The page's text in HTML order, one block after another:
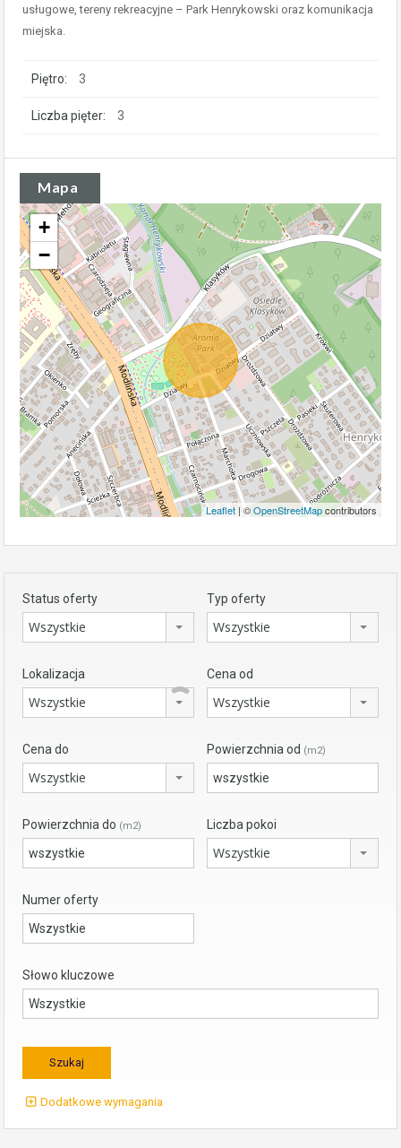
usługowe, tereny rekreacyjne – Park Henrykowski oraz komunikacja
miejska.
Piętro: 3
Liczba pięter: 3
Mapa
+
−
Leaflet | ©OpenStreetMapcontributors
Status oferty
Wszystkie
Typ oferty
Wszystkie
Lokalizacja
Wszystkie
Cena od
Wszystkie
Cena do
Wszystkie
Powierzchnia od (m2)
Powierzchnia do (m2) Liczba pokoi
Wszystkie
Numer oferty
Słowo kluczowe
Dodatkowe wymagania